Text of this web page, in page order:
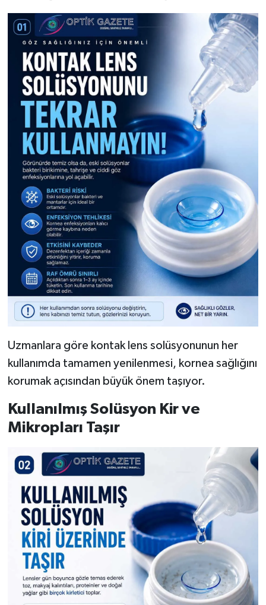
Uzmanlara göre kontak lens solüsyonunun her
kullanımda tamamen yenilenmesi, kornea sağlığını
korumak açısından büyük önem taşıyor.
Kullanılmış Solüsyon Kir ve
Mikropları Taşır